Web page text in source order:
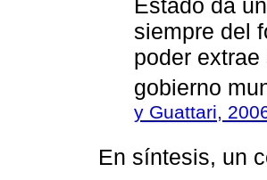
Estado da
siempre del
poder
gobierno
y Guattari,
En síntesis, un